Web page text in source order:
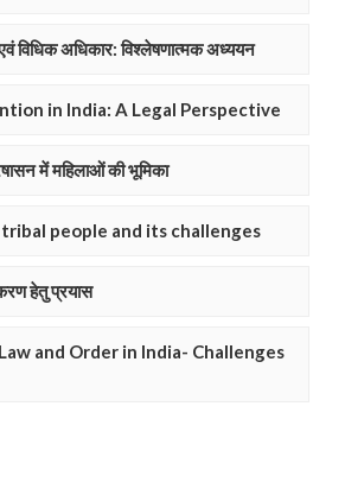
विधिक अधिकार: विश्लेषणात्मक अध्ययन
in India: A Legal Perspective
में महिलाओं की भूमिका
people and its challenges
हेतु प्रयास
and Order in India- Challenges